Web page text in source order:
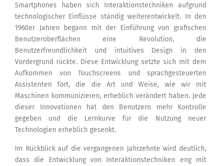
Smartphones haben sich Interaktionstechniken aufgrund
technologischer Einflüsse ständig weiterentwickelt. In den
1960er Jahren begann mit der Einführung von grafischen
Benutzeroberflächen eine Revolution, die
Benutzerfreundlichkeit und intuitives Design in den
Vordergrund rückte. Diese Entwicklung setzte sich mit dem
Aufkommen von Touchscreens und sprachgesteuerten
Assistenten fort, die die Art und Weise, wie wir mit
Maschinen kommunizieren, erheblich verändert haben. Jede
dieser Innovationen hat den Benutzern mehr Kontrolle
gegeben und die Lernkurve für die Nutzung neuer
Technologien erheblich gesenkt.
Im Rückblick auf die vergangenen Jahrzehnte wird deutlich,
dass die Entwicklung von Interaktionstechniken eng mit